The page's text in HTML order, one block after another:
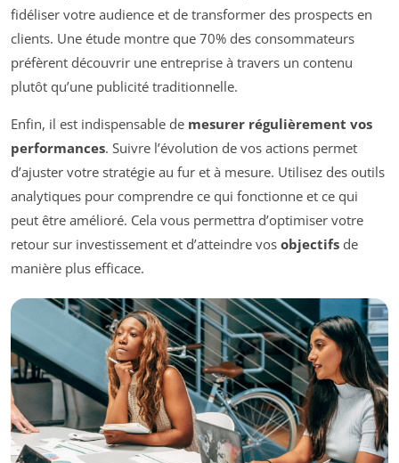
fidéliser votre audience et de transformer des prospects en
clients. Une étude montre que 70% des consommateurs
préfèrent découvrir une entreprise à travers un contenu
plutôt qu’une publicité traditionnelle.
Enfin, il est indispensable de mesurer régulièrement vos
performances. Suivre l’évolution de vos actions permet
d’ajuster votre stratégie au fur et à mesure. Utilisez des outils
analytiques pour comprendre ce qui fonctionne et ce qui
peut être amélioré. Cela vous permettra d’optimiser votre
retour sur investissement et d’atteindre vos objectifs de
manière plus efficace.